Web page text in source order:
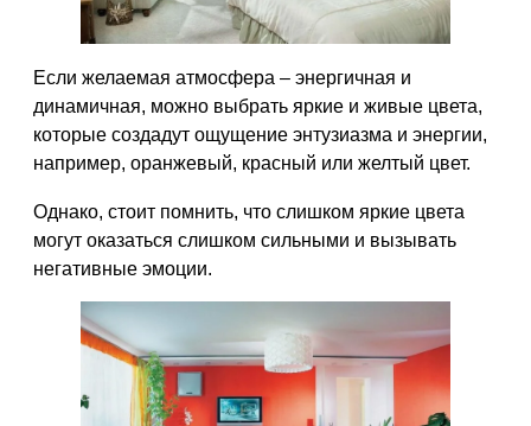
Если желаемая атмосфера – энергичная и
динамичная, можно выбрать яркие и живые цвета,
которые создадут ощущение энтузиазма и энергии,
например, оранжевый, красный или желтый цвет.
Однако, стоит помнить, что слишком яркие цвета
могут оказаться слишком сильными и вызывать
негативные эмоции.